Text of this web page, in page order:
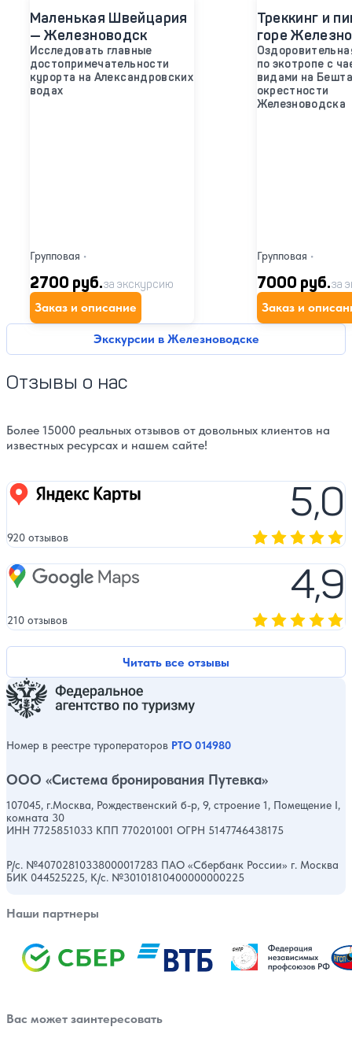
Экскурсии в Железноводске
Маленькая Швейцария
— Железноводск
Исследовать главные
достопримечательности
курорта на Александровских
водах
Групповая •
2700 руб.за экскурсию
Заказ и описание
Треккинг и
горе
по экотропе с
видами на
окрестности
Железноводска
Групповая •
7000 руб.за
Заказ и
Отзывы о нас
Более 15000 реальных отзывов от довольных клиентов на
известных ресурсах и нашем сайте!
Читать все отзывы
Яндекс карты 5,0
920 отзывов
Google Maps 4,9
210 отзывов
Номер в реестре туроператоров РТО 014980
ООО «Система бронирования Путевка»
107045, г.Москва, Рождественский б-р, 9, строение 1, Помещение I,
комната 30
ИНН 7725851033 КПП 770201001 ОГРН 5147746438175
Р/с. №40702810338000017283 ПАО «Сбербанк России» г. Москва
БИК 044525225, К/с. №30101810400000000225
Наши партнеры
Вас может заинтересовать